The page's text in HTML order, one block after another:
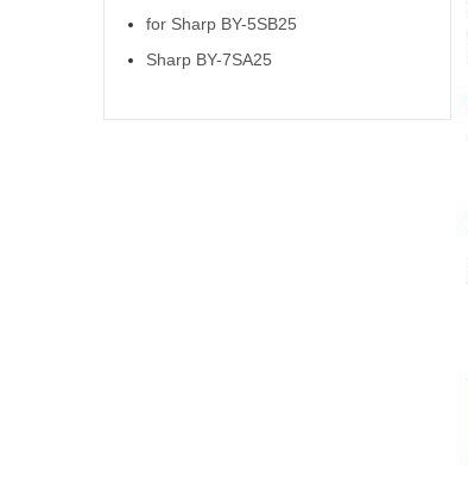
for Sharp BY-5SB25
Sharp BY-7SA25